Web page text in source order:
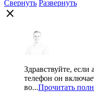
Свернуть Развернуть
close
Здравствуйте, если
телефон он
во...Прочитать